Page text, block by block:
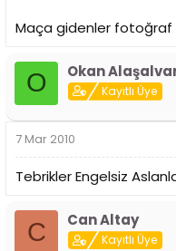
Maça gidenler fotoğraf
O Okan
Kayıtlı Üye
7 Mar 2010
Tebrikler Engelsiz
C Can Altay
Kayıtlı Üye